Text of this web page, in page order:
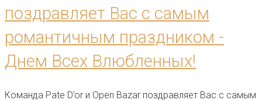
поздравляет Вас с самым
романтичным праздником -
Днем Всех Влюбленных!
Команда Pate D’or и Open Bazar поздравляет Вас с самым